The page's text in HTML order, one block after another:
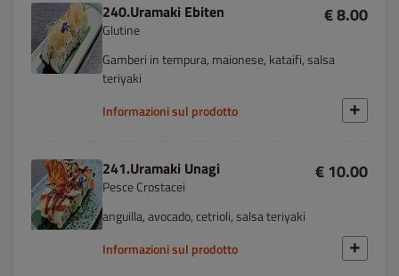
240.Uramaki Ebiten
Glutine
€ 8.00
Gamberi in tempura, maionese, kataifi, salsa
teriyaki
Informazioni sul prodotto
241.Uramaki Unagi
Pesce Crostacei
€ 10.00
anguilla, avocado, cetrioli, salsa teriyaki
Informazioni sul prodotto